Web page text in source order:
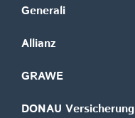
Generali
Allianz
GRAWE
DONAU Versicherung